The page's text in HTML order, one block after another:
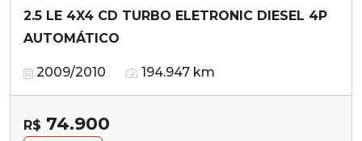
2.5 LE 4X4 CD TURBO ELETRONIC DIESEL 4P
AUTOMÁTICO
2009/2010 194.947 km
R$ 74.900